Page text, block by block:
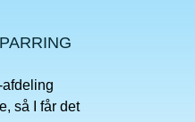
så I får det